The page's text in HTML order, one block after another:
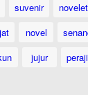
suvenir novelet
novel
jujur